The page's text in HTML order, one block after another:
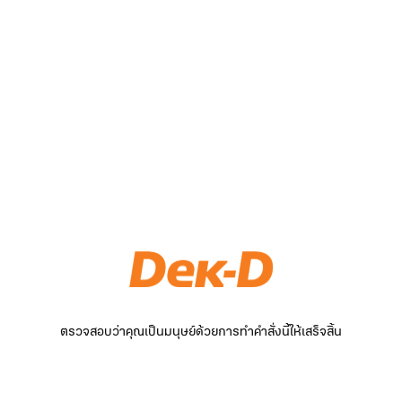
ตรวจสอบว่าคุณเป็นมนุษย์ด้วยการทำคำสั่งนี้ให้เสร็จสิ้น